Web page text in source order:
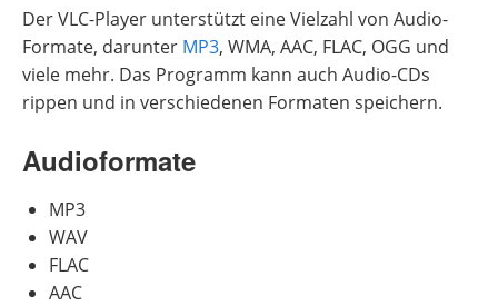
Der VLC-Player unterstützt eine Vielzahl von Audio-
Formate, darunter MP3, WMA, AAC, FLAC, OGG und
viele mehr. Das Programm kann auch Audio-CDs
rippen und in verschiedenen Formaten speichern.
Audioformate
MP3
WAV
FLAC
AAC